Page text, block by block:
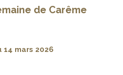
de Carême
14 mars 2026